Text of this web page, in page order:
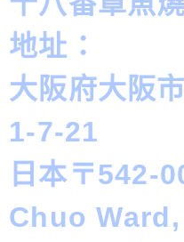
地址：
大阪府大阪
1-7-21
日本〒542-
Chuo